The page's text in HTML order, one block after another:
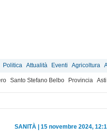
Politica Attualità Eventi Agricoltura
Santo Stefano Belbo Provincia
SANITÀ 15 novembre 2024,